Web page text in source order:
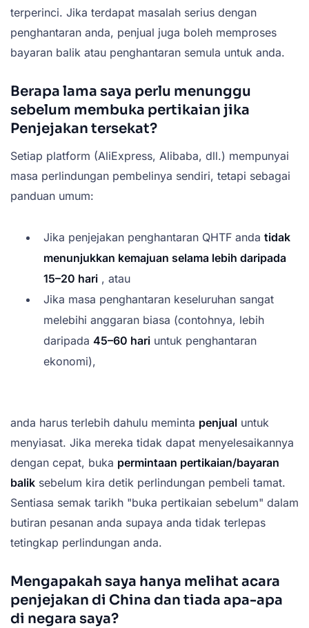
terperinci. Jika terdapat masalah serius dengan
penghantaran anda, penjual juga boleh memproses
bayaran balik atau penghantaran semula untuk anda.
Berapa lama saya perlu menunggu
sebelum membuka pertikaian jika
Penjejakan tersekat?
Setiap platform (AliExpress, Alibaba, dll.) mempunyai
masa perlindungan pembelinya sendiri, tetapi sebagai
panduan umum:
Jika penjejakan penghantaran QHTF anda tidak
menunjukkan kemajuan selama lebih daripada
15–20 hari , atau
Jika masa penghantaran keseluruhan sangat
melebihi anggaran biasa (contohnya, lebih
daripada 45–60 hari untuk penghantaran
ekonomi),
anda harus terlebih dahulu meminta penjual untuk
menyiasat. Jika mereka tidak dapat menyelesaikannya
dengan cepat, buka permintaan pertikaian/bayaran
balik sebelum kira detik perlindungan pembeli tamat.
Sentiasa semak tarikh "buka pertikaian sebelum" dalam
butiran pesanan anda supaya anda tidak terlepas
tetingkap perlindungan anda.
Mengapakah saya hanya melihat acara
penjejakan di China dan tiada apa-apa
di negara saya?